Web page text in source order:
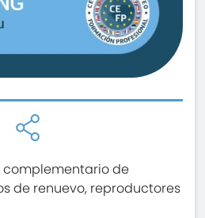
de
de renuevo, reproductores